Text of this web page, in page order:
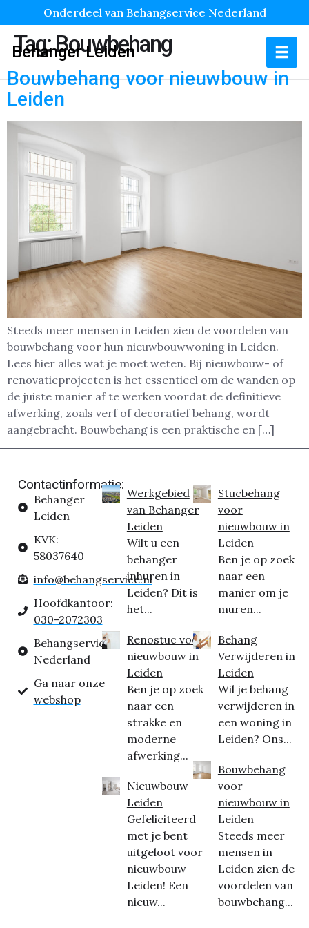
Onderdeel van Behangservice Nederland
Behanger Leiden
Tag:Bouwbehang
Bouwbehang voor nieuwbouw in
Leiden
Steeds meer mensen in Leiden zien de voordelen van
bouwbehang voor hun nieuwbouwwoning in Leiden.
Lees hier alles wat je moet weten. Bij nieuwbouw- of
renovatieprojecten is het essentieel om de wanden op
de juiste manier af te werken voordat de definitieve
afwerking, zoals verf of decoratief behang, wordt
aangebracht. Bouwbehang is een praktische en […]
Contactinformatie:
Behanger
Leiden
KVK:
58037640
info@behangservice.nl
Hoofdkantoor:
030-2072303
Behangservice
Nederland
Ga naar onze
webshop
Werkgebied
van Behanger
Leiden
Wilt u een
behanger
inhuren in
Leiden? Dit is
het...
Renostuc voor
nieuwbouw in
Leiden
Ben je op zoek
naar een
strakke en
moderne
afwerking...
Nieuwbouw
Leiden
Gefeliciteerd
met je bent
uitgeloot voor
nieuwbouw
Leiden! Een
nieuw...
Stucbehang
voor
nieuwbouw in
Leiden
Ben je op zoek
naar een
manier om je
muren...
Behang
Verwijderen in
Leiden
Wil je behang
verwijderen in
een woning in
Leiden? Ons...
Bouwbehang
voor
nieuwbouw in
Leiden
Steeds meer
mensen in
Leiden zien de
voordelen van
bouwbehang...